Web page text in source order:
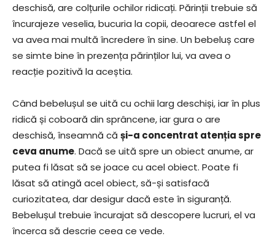
deschisă, are colțurile ochilor ridicați. Părinții trebuie să
încurajeze veselia, bucuria la copii, deoarece astfel el
va avea mai multă încredere în sine. Un bebeluș care
se simte bine în prezența părinților lui, va avea o
reacție pozitivă la aceștia.
Când bebelușul se uită cu ochii larg deschiși, iar în plus
ridică și coboară din sprâncene, iar gura o are
deschisă, înseamnă că și-a concentrat atenția spre
ceva anume. Dacă se uită spre un obiect anume, ar
putea fi lăsat să se joace cu acel obiect. Poate fi
lăsat să atingă acel obiect, să-și satisfacă
curiozitatea, dar desigur dacă este în siguranță.
Bebelușul trebuie încurajat să descopere lucruri, el va
încerca să descrie ceea ce vede.